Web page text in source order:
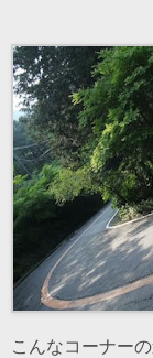
こんなコーナー